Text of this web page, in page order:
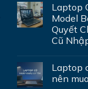
Laptop
Model
Quyết
Cũ
Laptop
nên